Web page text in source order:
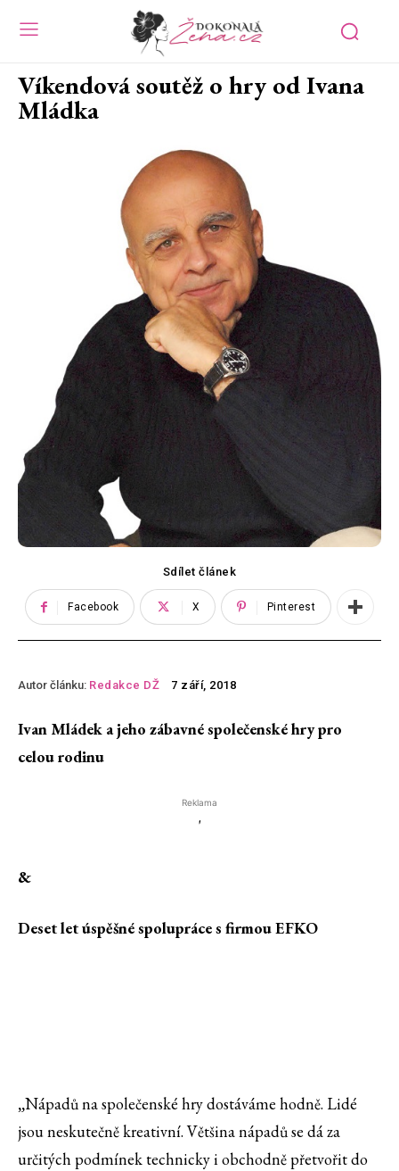
Víkendová soutěž o hry od Ivana
Mládka
Sdílet článek
Facebook X Pinterest
Autor článku: Redakce DŽ 7 září, 2018
Ivan Mládek a jeho zábavné společenské hry pro
celou rodinu
Reklama
'
&
Deset letúspěšné spolupráce s firmou EFKO
„Nápadů na společenské hry dostáváme hodně. Lidé
jsou neskutečně kreativní. Většina nápadů se dá za
určitých podmínek technicky i obchodně přetvořit do